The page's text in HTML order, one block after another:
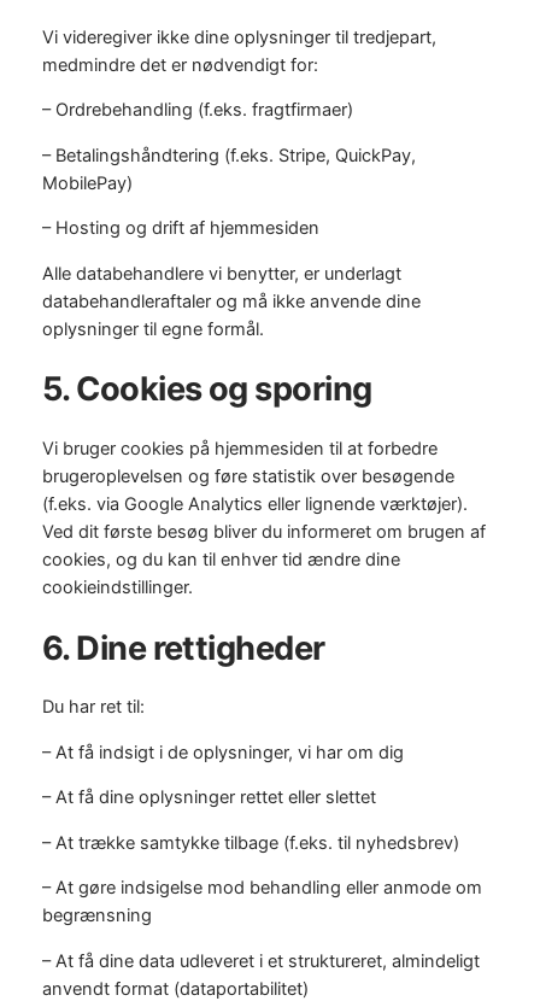
Vi videregiver ikke dine oplysninger til tredjepart,
medmindre det er nødvendigt for:
– Ordrebehandling (f.eks. fragtfirmaer)
– Betalingshåndtering (f.eks. Stripe, QuickPay,
MobilePay)
– Hosting og drift af hjemmesiden
Alle databehandlere vi benytter, er underlagt
databehandleraftaler og må ikke anvende dine
oplysninger til egne formål.
5. Cookies og sporing
Vi bruger cookies på hjemmesiden til at forbedre
brugeroplevelsen og føre statistik over besøgende
(f.eks. via Google Analytics eller lignende værktøjer).
Ved dit første besøg bliver du informeret om brugen af
cookies, og du kan til enhver tid ændre dine
cookieindstillinger.
6. Dine rettigheder
Du har ret til:
– At få indsigt i de oplysninger, vi har om dig
– At få dine oplysninger rettet eller slettet
– At trække samtykke tilbage (f.eks. til nyhedsbrev)
– At gøre indsigelse mod behandling eller anmode om
begrænsning
– At få dine data udleveret i et struktureret, almindeligt
anvendt format (dataportabilitet)